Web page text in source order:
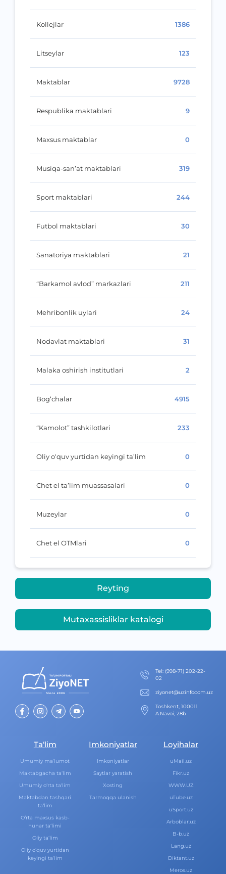
Kollejlar 1386
Litseylar 123
Maktablar 9728
Respublika maktablari 9
Maxsus maktablar 0
Musiqa-san’at maktablari 319
Sport maktablari 244
Futbol maktablari 30
Sanatoriya maktablari 21
“Barkamol avlod” markazlari 211
Mehribonlik uylari 24
Nodavlat maktablari 31
Malaka oshirish institutlari 2
Bog‘chalar 4915
“Kamolot” tashkilotlari 233
Oliy o‘quv yurtidan keyingi ta’lim 0
Chet el ta’lim muassasalari 0
Muzeylar 0
Chet el OTMlari 0
Reyting
Mutaxassisliklar katalogi
Теl: (998-71) 202-22-
02
ziyonet@uzinfocom.uz
Toshkent, 100011
A.Navoi, 28b
Ta‘lim
Umumiy ma‘lumot
Maktabgacha ta‘lim
Umumiy o‘rta ta‘lim
Maktabdan tashqari
ta‘lim
O‘rta maxsus kasb-
hunar ta‘limi
Oliy ta‘lim
Oliy o‘quv yurtidan
keyingi ta‘lim
Imkoniyatlar
Imkoniyatlar
Saytlar yaratish
Xosting
Tarmoqqa ulanish
Loyihalar
uMail.uz
Fikr.uz
WWW.UZ
uTube.uz
uSport.uz
Arboblar.uz
B-b.uz
Lang.uz
Diktant.uz
Meros.uz